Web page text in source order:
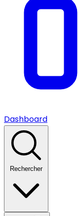
Dashboard
Rechercher